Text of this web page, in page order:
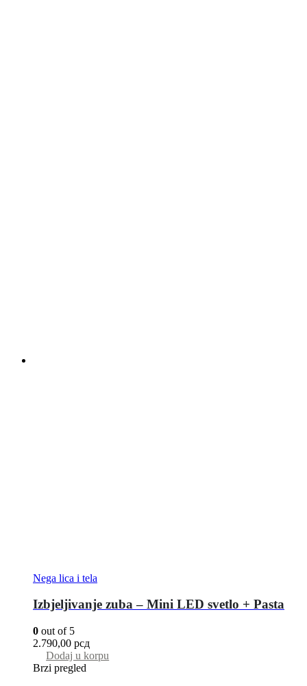
Nega lica i tela
Izbjeljivanje zuba – Mini LED svetlo + Pasta
0 out of 5
2.790,00 рсд
Dodaj u korpu
Brzi pregled